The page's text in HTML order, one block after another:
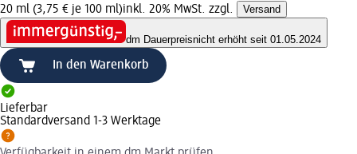
20 ml (3,75 € je 100 ml)inkl. 20% MwSt. zzgl. Versand
dm Dauerpreisnicht erhöht seit 01.05.2024
In den Warenkorb
Lieferbar
Standardversand 1-3 Werktage